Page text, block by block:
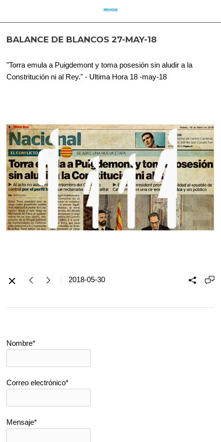
BALANCE DE BLANCOS 27-MAY-18
"Torra emula a Puigdemont y toma posesión sin aludir a la
Constritución ni al Rey." - Ultima Hora 18 -may-18
2018-05-30
Nombre*
Correo electrónico*
Mensaje*